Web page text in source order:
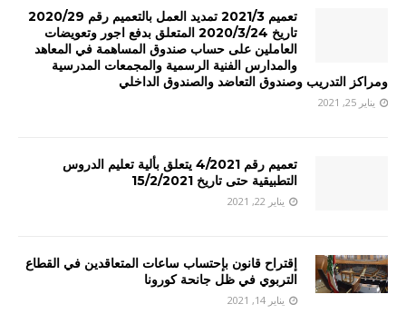
تعميم 2021/3 تمديد العمل بالتعميم رقم 2020/29
تاريخ 2020/3/24 المتعلق بدفع اجور وتعويضات
العاملين على حساب صندوق المساهمة في المعاهد
والمدارس الفنية الرسمية والمجمعات المدرسية
ومراكز التدريب وصندوق التعاضد والصندوق الداخلي
يناير 25, 2021
تعميم رقم 4/2021 يتعلق بألية تعليم الدروس
التطبيقية حتى تاريخ 15/2/2021
يناير 22, 2021
إقتراح قانون بإحتساب ساعات المتعاقدين في القطاع
التربوي في ظل جانحة كورونا
يناير 14, 2021